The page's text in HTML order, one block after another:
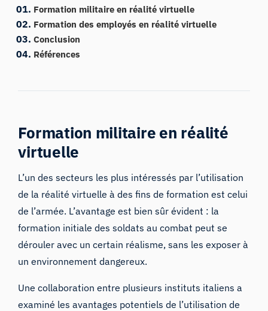
Formation militaire en réalité virtuelle
Formation des employés en réalité virtuelle
Conclusion
Références
Formation militaire en réalité
virtuelle
L’un des secteurs les plus intéressés par l’utilisation
de la réalité virtuelle à des fins de formation est celui
de l’armée. L’avantage est bien sûr évident : la
formation initiale des soldats au combat peut se
dérouler avec un certain réalisme, sans les exposer à
un environnement dangereux.
Une collaboration entre plusieurs instituts italiens a
examiné les avantages potentiels de l’utilisation de